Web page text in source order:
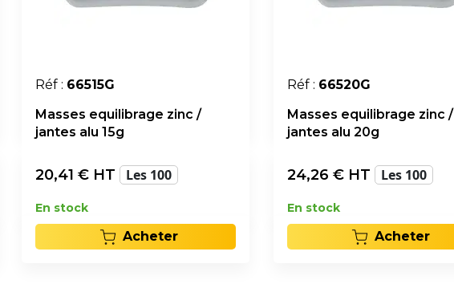
Réf : 66515G
Masses equilibrage zinc /
jantes alu 15g
20,41 € HT Les 100
En stock
Acheter
Réf : 66520G
Masses equilibrage zinc /
jantes alu 20g
24,26 € HT Les 100
En stock
Acheter